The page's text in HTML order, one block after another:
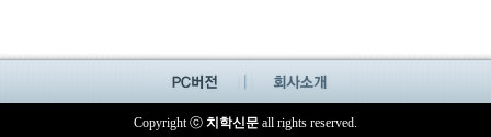
Copyright ⓒ 치학신문 all rights reserved.